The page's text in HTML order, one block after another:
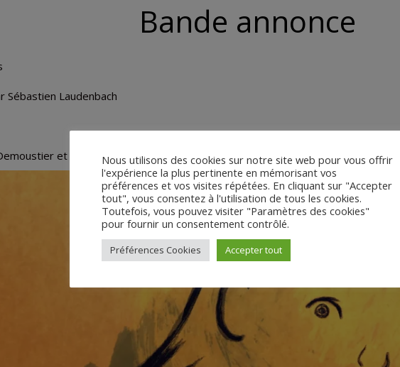
Bande annonce
Sébastien Laudenbach
et Jérémie ElkaïmNous utilisons des cookies sur notre site web pour vous offrir
l'expérience la plus pertinente en mémorisant vos
préférences et vos visites répétées. En cliquant sur "Accepter
tout", vous consentez à l'utilisation de tous les cookies.
Toutefois, vous pouvez visiter "Paramètres des cookies"
pour fournir un consentement contrôlé.
Préférences Cookies Accepter tout